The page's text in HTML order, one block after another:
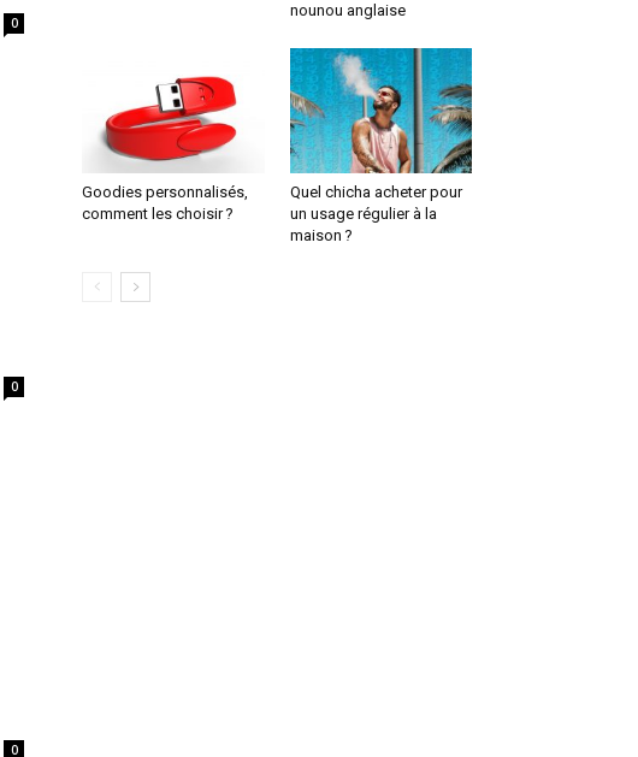
0
0
0
nounou anglaise
Goodies personnalisés,
comment les choisir ?
Quel chicha acheter pour
un usage régulier à la
maison ?